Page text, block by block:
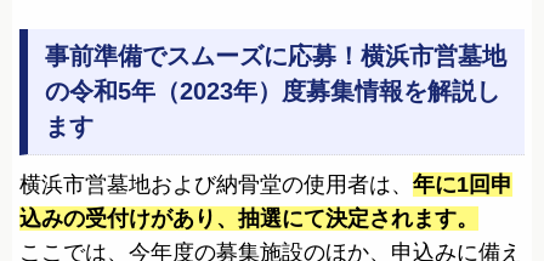
事前準備でスムーズに応募！横浜市営墓地
の令和5年（2023年）度募集情報を解説し
ます
横浜市営墓地および納骨堂の使用者は、 年に1回申
込みの受付けがあり、抽選にて決定されます。
ここでは、今年度の募集施設のほか、申込みに備え